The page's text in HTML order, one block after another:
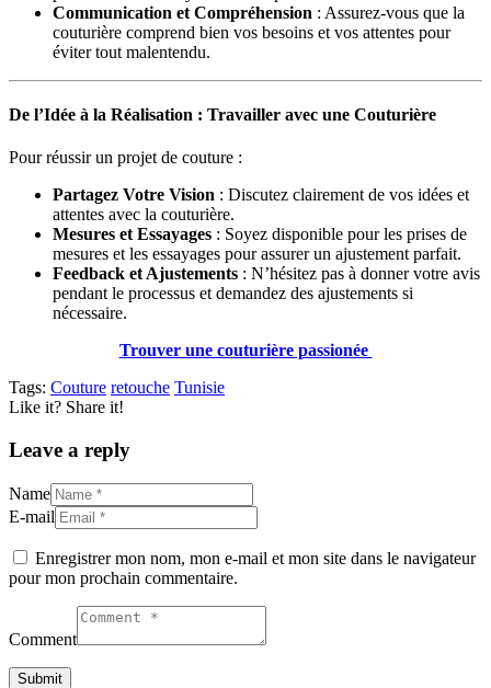
Communication et Compréhension : Assurez-vous que la
couturière comprend bien vos besoins et vos attentes pour
éviter tout malentendu.
De l’Idée à la Réalisation : Travailler avec une Couturière
Pour réussir un projet de couture :
Partagez Votre Vision : Discutez clairement de vos idées et
attentes avec la couturière.
Mesures et Essayages : Soyez disponible pour les prises de
mesures et les essayages pour assurer un ajustement parfait.
Feedback et Ajustements : N’hésitez pas à donner votre avis
pendant le processus et demandez des ajustements si
nécessaire.
Trouver une couturière passionée
Tags: Couture retouche Tunisie
Like it? Share it!
Leave a reply
Name
E-mail
Enregistrer mon nom, mon e-mail et mon site dans le navigateur
pour mon prochain commentaire.
Comment